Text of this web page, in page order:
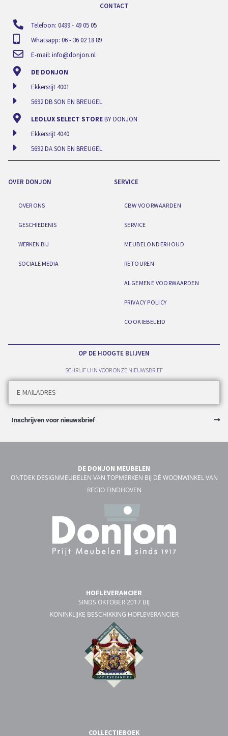
CONTACT
Telefoon: 0499 - 49 05 05
Whatsapp: 06 - 36 02 18 89
E-mail: info@donjon.nl
DE DONJON
Ekkersrijt 4001
5692 DB SON EN BREUGEL
LEOLUX SELECT STOREBY DONJON
Ekkersrijt 4040
5692 DA SON EN BREUGEL
OVER DONJON
OVER ONS
GESCHIEDENIS
WERKEN BIJ
SOCIALE MEDIA
SERVICE
CBW VOORWAARDEN
SERVICE
MEUBELONDERHOUD
RETOUREN
ALGEMENE VOORWAARDEN
PRIVACY POLICY
COOKIEBELEID
OP DE HOOGTE BLIJVEN
SCHRIJF U IN VOOR ONZE NIEUWSBRIEF
Inschrijven voor nieuwsbrief
DE DONJON MEUBELEN
ONTDEK DESIGNMEUBELEN VAN TOPMERKEN BIJ DÉ WOONWINKEL VAN
REGIO EINDHOVEN
HOFLEVERANCIER
SINDS OKTOBER 2017 BIJ
KONINKLIJKE BESCHIKKING HOFLEVERANCIER
COLLECTIEBOEK